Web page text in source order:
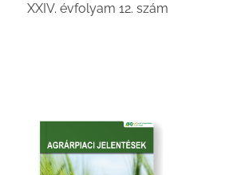
XXIV. évfolyam 12. szám